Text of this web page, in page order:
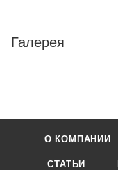
Галерея
О КОМПАНИИ
СТАТЬИ